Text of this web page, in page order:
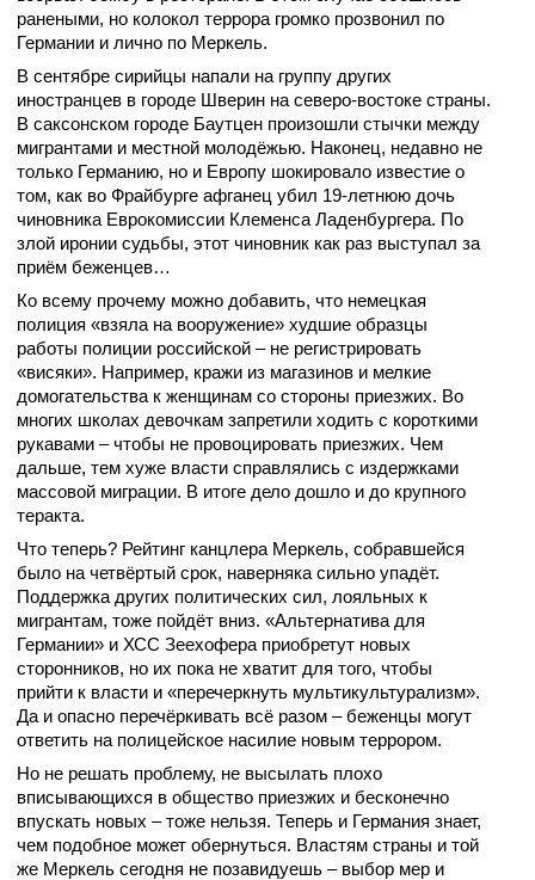
ранеными, но колокол террора громко прозвонил по
Германии и лично по Меркель.
В сентябре сирийцы напали на группу других
иностранцев в городе Шверин на северо-востоке страны.
В саксонском городе Баутцен произошли стычки между
мигрантами и местной молодёжью. Наконец, недавно не
только Германию, но и Европу шокировало известие о
том, как во Фрайбурге афганец убил 19-летнюю дочь
чиновника Еврокомиссии Клеменса Ладенбургера. По
злой иронии судьбы, этот чиновник как раз выступал за
приём беженцев…
Ко всему прочему можно добавить, что немецкая
полиция «взяла на вооружение» худшие образцы
работы полиции российской – не регистрировать
«висяки». Например, кражи из магазинов и мелкие
домогательства к женщинам со стороны приезжих. Во
многих школах девочкам запретили ходить с короткими
рукавами – чтобы не провоцировать приезжих. Чем
дальше, тем хуже власти справлялись с издержками
массовой миграции. В итоге дело дошло и до крупного
теракта.
Что теперь? Рейтинг канцлера Меркель, собравшейся
было на четвёртый срок, наверняка сильно упадёт.
Поддержка других политических сил, лояльных к
мигрантам, тоже пойдёт вниз. «Альтернатива для
Германии» и ХСС Зеехофера приобретут новых
сторонников, но их пока не хватит для того, чтобы
прийти к власти и «перечеркнуть мультикультурализм».
Да и опасно перечёркивать всё разом – беженцы могут
ответить на полицейское насилие новым террором.
Но не решать проблему, не высылать плохо
вписывающихся в общество приезжих и бесконечно
впускать новых – тоже нельзя. Теперь и Германия знает,
чем подобное может обернуться. Властям страны и той
же Меркель сегодня не позавидуешь – выбор мер и